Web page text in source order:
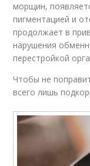
морщин,
пигментацией и
продолжает в
нарушения
перестройкой
Чтобы не
всего лишь